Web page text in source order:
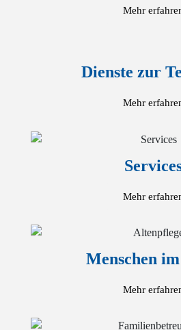
Mehr
Dienste zur
Mehr
Mehr
Menschen
Mehr